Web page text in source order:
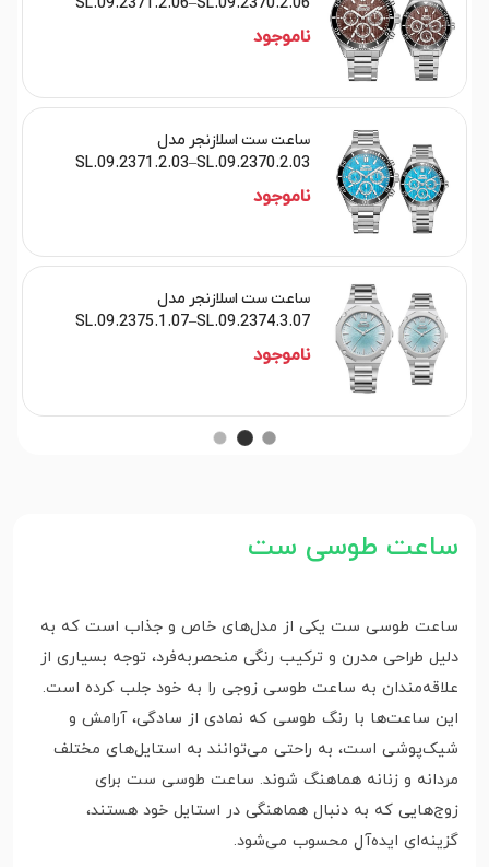
SL.09.2371.2.06–SL.09.2370.2.06
ناموجود
ساعت ست اسلازنجر مدل
SL.09.2371.2.03–SL.09.2370.2.03
ناموجود
ساعت ست اسلازنجر مدل
SL.09.2375.1.07–SL.09.2374.3.07
ناموجود
ساعت طوسی ست
ساعت طوسی ست یکی از مدل‌های خاص و جذاب است که به
دلیل طراحی مدرن و ترکیب رنگی منحصر‌به‌فرد، توجه بسیاری از
علاقه‌مندان به ساعت طوسی زوجی را به خود جلب کرده است.
این ساعت‌ها با رنگ طوسی که نمادی از سادگی، آرامش و
شیک‌پوشی است، به راحتی می‌توانند به استایل‌های مختلف
مردانه و زنانه هماهنگ شوند. ساعت طوسی ست برای
زوج‌هایی که به دنبال هماهنگی در استایل خود هستند،
گزینه‌ای ایده‌آل محسوب می‌شود.